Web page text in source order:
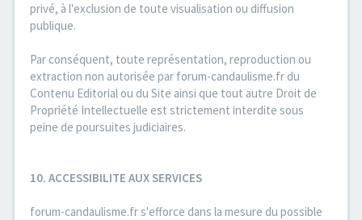
privé, à l'exclusion de toute visualisation ou diffusion
publique.
Par conséquent, toute représentation, reproduction ou
extraction non autorisée par forum-candaulisme.fr du
Contenu Editorial ou du Site ainsi que tout autre Droit de
Propriété Intellectuelle est strictement interdite sous
peine de poursuites judiciaires.
10. ACCESSIBILITE AUX SERVICES
forum-candaulisme.fr s'efforce dans la mesure du possible